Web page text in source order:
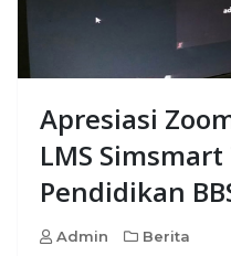
Apresiasi
LMS
Pendidikan
Admin
Berita